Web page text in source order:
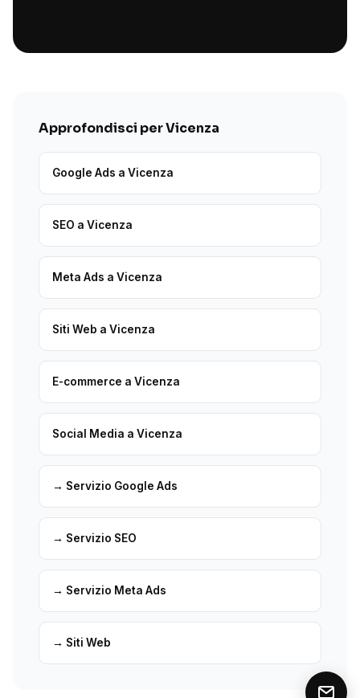
Approfondisci per Vicenza
Google Ads a Vicenza
SEO a Vicenza
Meta Ads a Vicenza
Siti Web a Vicenza
E-commerce a Vicenza
Social Media a Vicenza
→ Servizio Google Ads
→ Servizio SEO
→ Servizio Meta Ads
→ Siti Web